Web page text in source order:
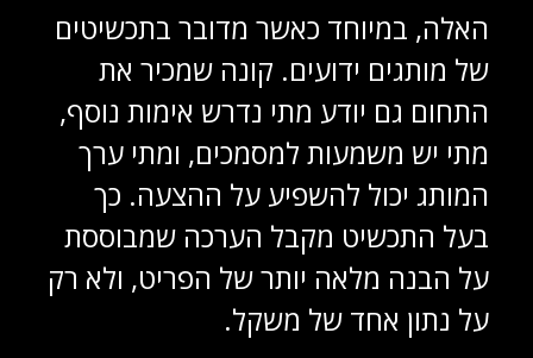
האלה, במיוחד כאשר מדובר בתכשיטים
של מותגים ידועים. קונה שמכיר את
התחום גם יודע מתי נדרש אימות נוסף,
מתי יש משמעות למסמכים, ומתי ערך
המותג יכול להשפיע על ההצעה. כך
בעל התכשיט מקבל הערכה שמבוססת
על הבנה מלאה יותר של הפריט, ולא רק
על נתון אחד של משקל.